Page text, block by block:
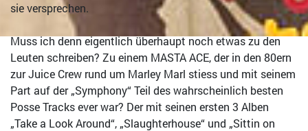
sie versprechen.
Muss ich denn eigentlich überhaupt noch etwas zu den
Leuten schreiben? Zu einem MASTA ACE, der in den 80ern
zur Juice Crew rund um Marley Marl stiess und mit seinem
Part auf der „Symphony“ Teil des wahrscheinlich besten
Posse Tracks ever war? Der mit seinen ersten 3 Alben
„Take a Look Around“, „Slaughterhouse“ und „Sittin on